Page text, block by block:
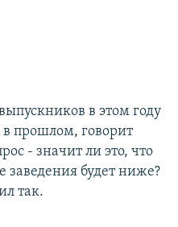
в этом году
прошлом, говорит
- значит ли это, что
будет ниже?
так.